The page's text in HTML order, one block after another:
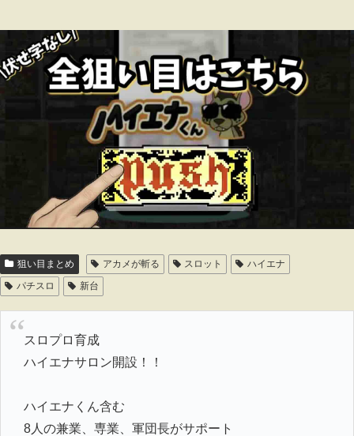
狙い目まとめ アカメが斬る スロット
ハイエナ
パチスロ
新台
スロプロ育成
ハイエナサロン開設！！
ハイエナくん含む
8人の兼業、専業、軍団長がサポート